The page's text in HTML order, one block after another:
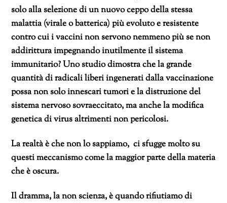
solo alla selezione di un nuovo ceppo della stessa
malattia (virale o batterica) più evoluto e resistente
contro cui i vaccini non servono nemmeno più se non
addirittura impegnando inutilmente il sistema
immunitario? Uno studio dimostra che la grande
quantità di radicali liberi ingenerati dalla vaccinazione
possa non solo innescari tumori e la distruzione del
sistema nervoso sovraeccitato, ma anche la modifica
genetica di virus altrimenti non pericolosi.
La realtà è che non lo sappiamo, ci sfugge molto su
questi meccanismo come la maggior parte della materia
che è oscura.
Il dramma, la non scienza, è quando rifiutiamo di